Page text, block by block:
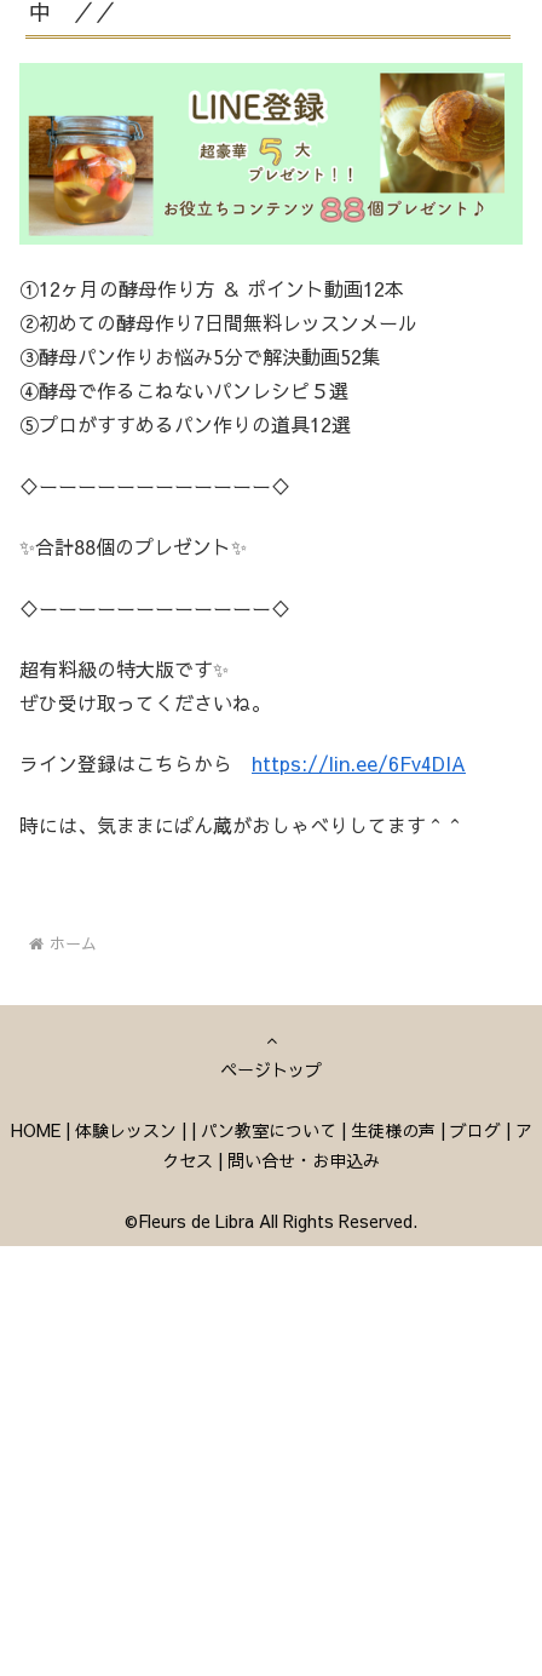
中 ／／
①12ヶ月の酵母作り方 ＆ ポイント動画12本
②初めての酵母作り7日間無料レッスンメール
③酵母パン作りお悩み5分で解決動画52集
④酵母で作るこねないパンレシピ５選
⑤プロがすすめるパン作りの道具12選
♢ーーーーーーーーーーーー♢
✨合計88個のプレゼント✨
♢ーーーーーーーーーーーー♢
超有料級の特大版です✨
ぜひ受け取ってくださいね。
ライン登録はこちらから https://lin.ee/6Fv4DIA
時には、気ままにぱん蔵がおしゃべりしてます＾＾
ホーム
ページトップ
HOME| 体験レッスン | | パン教室について | 生徒様の声 | ブログ| ア
クセス | 問い合せ・お申込み
©Fleurs de Libra All Rights Reserved.